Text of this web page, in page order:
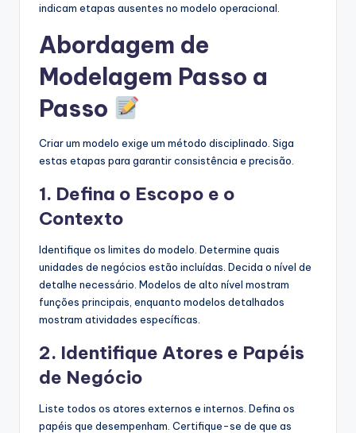
indicam etapas ausentes no modelo operacional.
Abordagem de
Modelagem Passo a
Passo
Criar um modelo exige um método disciplinado. Siga
estas etapas para garantir consistência e precisão.
1. Defina o Escopo e o
Contexto
Identifique os limites do modelo. Determine quais
unidades de negócios estão incluídas. Decida o nível de
detalhe necessário. Modelos de alto nível mostram
funções principais, enquanto modelos detalhados
mostram atividades específicas.
2. Identifique Atores e Papéis
de Negócio
Liste todos os atores externos e internos. Defina os
papéis que desempenham. Certifique-se de que as